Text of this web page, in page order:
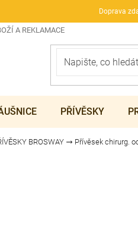
Doprava
A REKLAMACE
PŘÍVĚSKY
BROSWAY Přívěsek chirurg.